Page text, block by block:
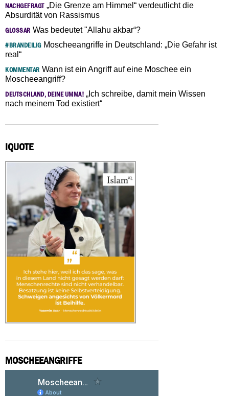
NACHGEFRAGT„Die Grenze am Himmel“ verdeutlicht die
Absurdität von Rassismus
GLOSSAR Was bedeutet "Allahu akbar“?
#BRANDEILIGMoscheeangriffe in Deutschland: „Die Gefahr ist
real“
KOMMENTAR Wann ist ein Angriff auf eine Moschee ein
Moscheeangriff?
DEUTSCHLAND, DEINE UMMA! „Ich schreibe, damit mein Wissen
nach meinem Tod existiert“
IQUOTE
MOSCHEEANGRIFFE